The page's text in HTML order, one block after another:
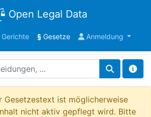
Open Legal Data
§Gesetze Anmeldung
Gesetzestext ist möglicherweise
nicht aktiv gepflegt wird. Bitte